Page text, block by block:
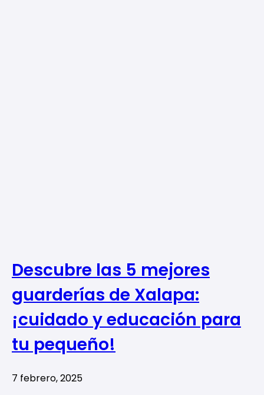
Descubre las 5 mejores
guarderías de Xalapa:
¡cuidado y educación para
tu pequeño!
7 febrero, 2025